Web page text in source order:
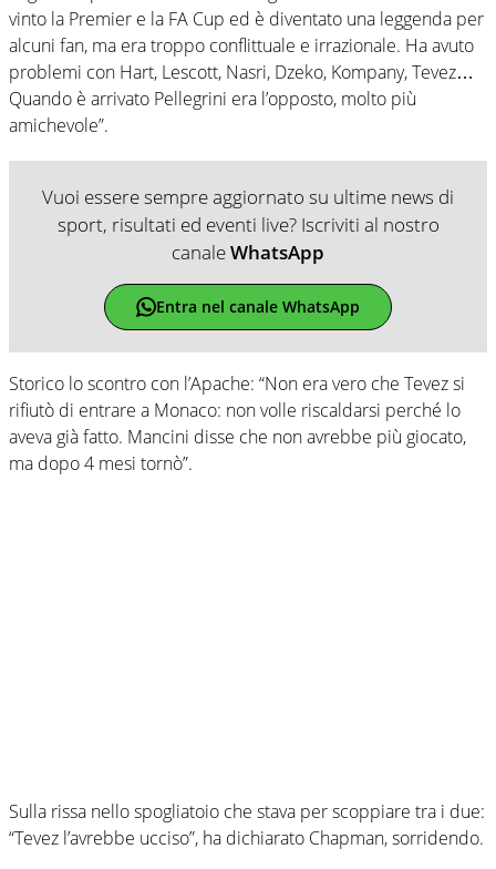
vinto la Premier e la FA Cup ed è diventato una leggenda per
alcuni fan, ma era troppo conflittuale e irrazionale. Ha avuto
problemi con Hart, Lescott, Nasri, Dzeko, Kompany, Tevez…
Quando è arrivato Pellegrini era l’opposto, molto più
amichevole”.
Vuoi essere sempre aggiornato su ultime news di
sport, risultati ed eventi live? Iscriviti al nostro
canaleWhatsApp
Entra nel canale WhatsApp
Storico lo scontro con l’Apache: “Non era vero che Tevez si
rifiutò di entrare a Monaco: non volle riscaldarsi perché lo
aveva già fatto. Mancini disse che non avrebbe più giocato,
ma dopo 4 mesi tornò”.
Sulla rissa nello spogliatoio che stava per scoppiare tra i due:
“Tevez l’avrebbe ucciso”, ha dichiarato Chapman, sorridendo.